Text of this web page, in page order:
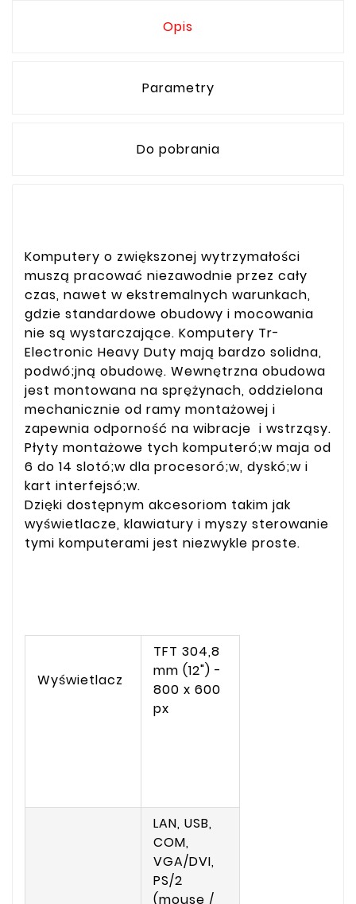
Opis
Parametry
Do pobrania
Komputery o zwiększonej wytrzymałości
muszą pracować niezawodnie przez cały
czas, nawet w ekstremalnych warunkach,
gdzie standardowe obudowy i mocowania
nie są wystarczające. Komputery Tr-
Electronic Heavy Duty mają bardzo solidna,
podwó;jną obudowę. Wewnętrzna obudowa
jest montowana na sprężynach, oddzielona
mechanicznie od ramy montażowej i
zapewnia odporność na wibracje i wstrząsy.
Płyty montażowe tych komputeró;w maja od
6 do 14 slotó;w dla procesoró;w, dyskó;w i
kart interfejsó;w.
Dzięki dostępnym akcesoriom takim jak
wyświetlacze, klawiatury i myszy sterowanie
tymi komputerami jest niezwykle proste.
Wyświetlacz
TFT 304,8
mm (12") -
800 x 600
px
LAN, USB,
COM,
VGA/DVI,
PS/2
(mouse /